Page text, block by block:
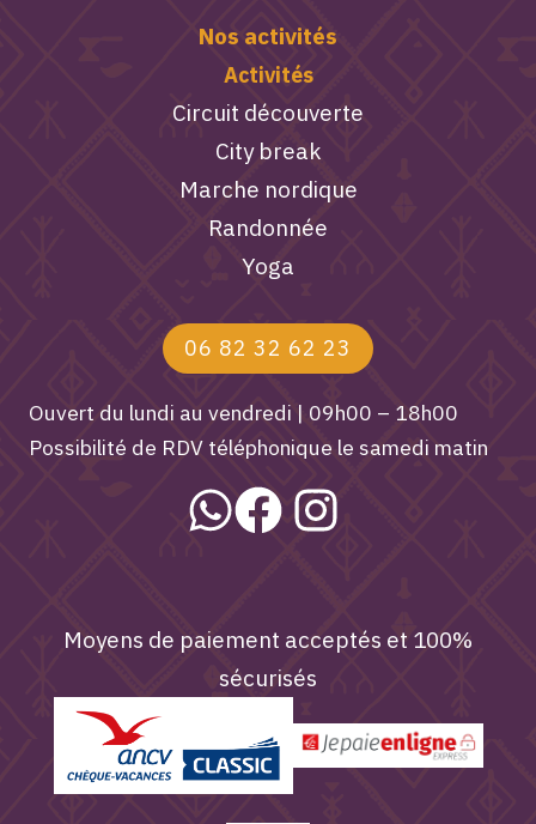
Nos activités
Activités
Circuit découverte
City break
Marche nordique
Randonnée
Yoga
06 82 32 62 23
Ouvert du lundi au vendredi | 09h00 – 18h00
Possibilité de RDV téléphonique le samedi matin
Moyens de paiement acceptés et 100%
sécurisés